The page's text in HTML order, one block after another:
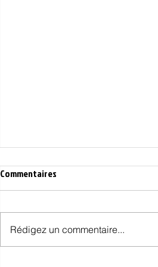
Commentaires
Rédigez un commentaire...